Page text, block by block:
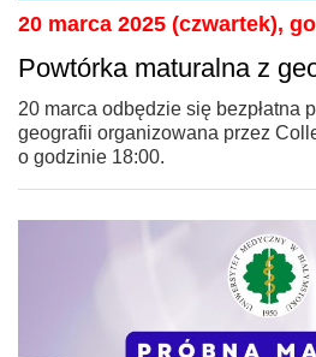
20 marca 2025 (czwartek),
Powtórka maturalna z
20 marca odbędzie się bezpłatna
geografii organizowana przez
o godzinie 18:00.